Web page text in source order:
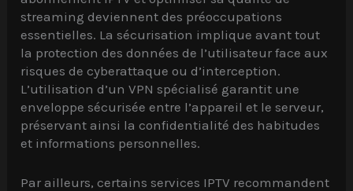
streaming deviennent des préoccupations
essentielles. La sécurisation implique avant tout
la protection des données de l’utilisateur face aux
risques de cyberattaque ou d’interception.
L’utilisation d’un VPN spécialisé garantit une
enveloppe sécurisée entre l’appareil et le serveur,
préservant ainsi la confidentialité des habitudes
et informations personnelles.
Par ailleurs, certains services IPTV recommandent